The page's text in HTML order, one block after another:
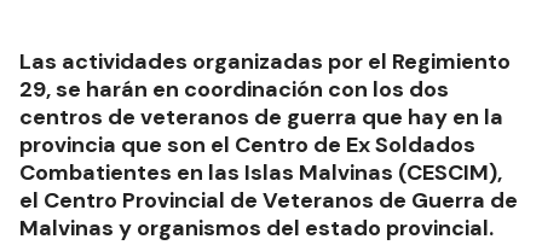
Las actividades organizadas por el Regimiento
29, se harán en coordinación con los dos
centros de veteranos de guerra que hay en la
provincia que son el Centro de Ex Soldados
Combatientes en las Islas Malvinas (CESCIM),
el Centro Provincial de Veteranos de Guerra de
Malvinas y organismos del estado provincial.